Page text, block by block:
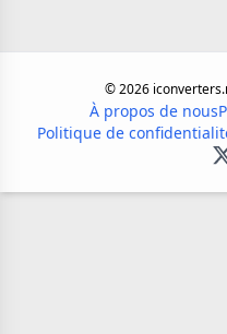
©2026
À propos de nous
Politique de